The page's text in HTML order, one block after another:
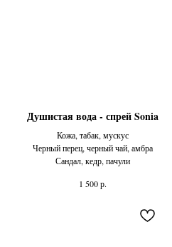
Душистая вода - спрей Sonia
Кожа, табак, мускус
Черный перец, черный чай, амбра
Сандал, кедр, пачули
1 500 р.